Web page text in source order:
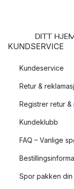
DITT
KUNDSERVICE
Kundeservice
Retur &
Registrer retur &
Kundeklubb
FAQ – Vanlige
Spor pakken din